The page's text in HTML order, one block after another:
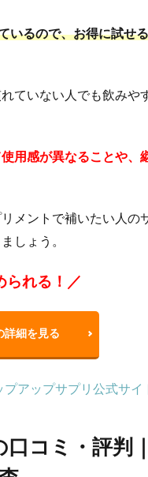
いるので、お得に試せ
ていない人でも飲みや
用感が異なることや、
メントで補いたい人の
しょう。
られる！／
詳細を見る
プアップサプリ公式サイ
コミ・評判